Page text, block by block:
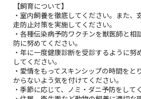
【飼育について】
・室内飼養を徹底してください。また、
走防止対策を実施してください。
・各種伝染病予防ワクチンを獣医師と相
防に努めてください。
・年に一度健康診断を受診するように努
してください。
・愛情をもってスキンシップの時間をと
からないよう気を付けてください。
・季節に応じて、ノミ・ダニ予防をして